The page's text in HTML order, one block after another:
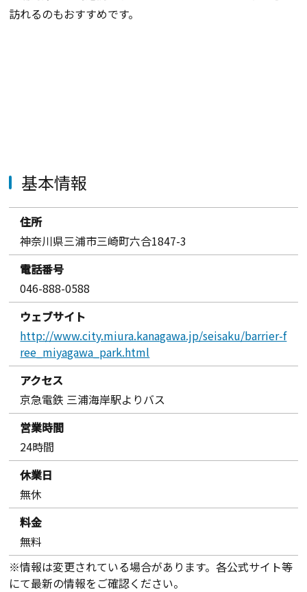
訪れるのもおすすめです。
基本情報
住所
神奈川県三浦市三崎町六合1847-3
電話番号
046-888-0588
ウェブサイト
http://www.city.miura.kanagawa.jp/seisaku/barrier-f
ree_miyagawa_park.html
アクセス
京急電鉄 三浦海岸駅よりバス
営業時間
24時間
休業日
無休
料金
無料
※情報は変更されている場合があります。各公式サイト等
にて最新の情報をご確認ください。